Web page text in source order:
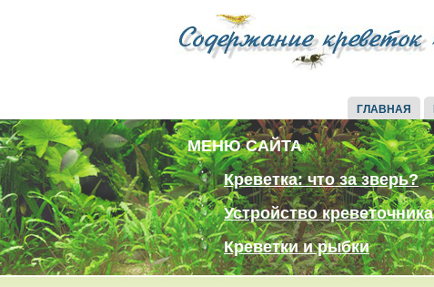
ГЛАВНАЯ
МЕНЮ САЙТА
Креветка: что за зверь?
Устройство креветочника
Креветки и рыбки